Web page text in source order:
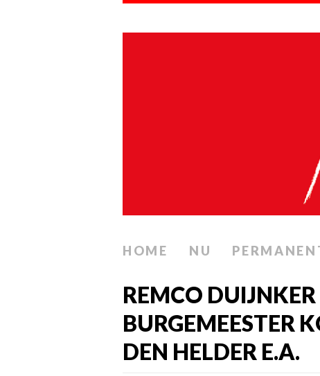
HOME NU
REMCO
BURGEMEESTER
DEN HELDER E.A.